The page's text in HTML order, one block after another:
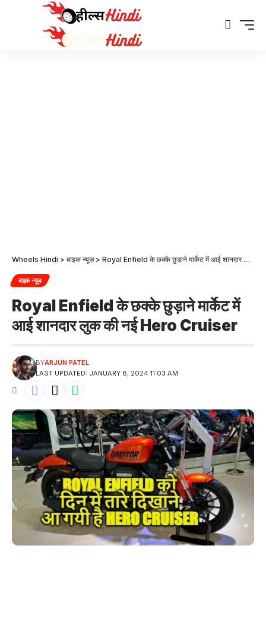
Wheels Hindi > बाइक न्यूज़> Royal Enfield के छक्के छुड़ाने मार्केट में आई शानदार लुक की नई Hero Cruiser
बाइक न्यूज़
Royal Enfield के छक्के छुड़ाने मार्केट में
आई शानदार लुक की नई Hero Cruiser
LAST UPDATED: JANUARY 8, 2024 11:03 AM
BYARJUN PATEL